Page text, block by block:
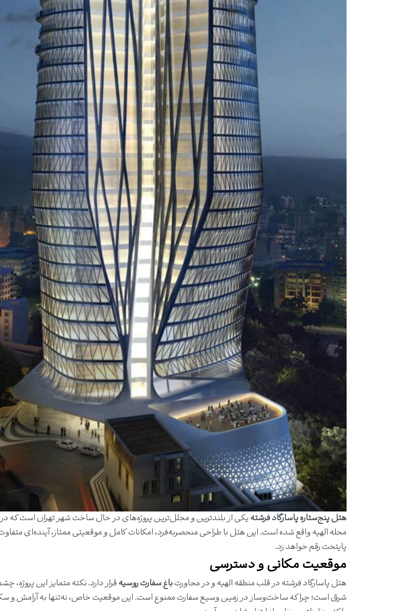
هتل پنج‌ستاره پاسارگاد فرشتهیکی از بلندترین و مجلل‌ترین پروژه‌های در حال ساخت شهر تهران است که
محله الهیه واقع شده است. این هتل با طراحی منحصربه‌فرد، امکانات کامل و موقعیتی ممتاز، آینده‌ای
پایتخت رقم خواهد زد.
موقعیت مکانی و دسترسی
هتل پاسارگاد فرشته در قلب منطقه الهیه و در مجاورتباغ سفارت روسیهقرار دارد. نکته متمایز این پروژه،
شرق است؛ چرا که ساخت‌وساز در زمین وسیع سفارت ممنوع است. این موقعیت خاص، نه‌تنها به آرامش